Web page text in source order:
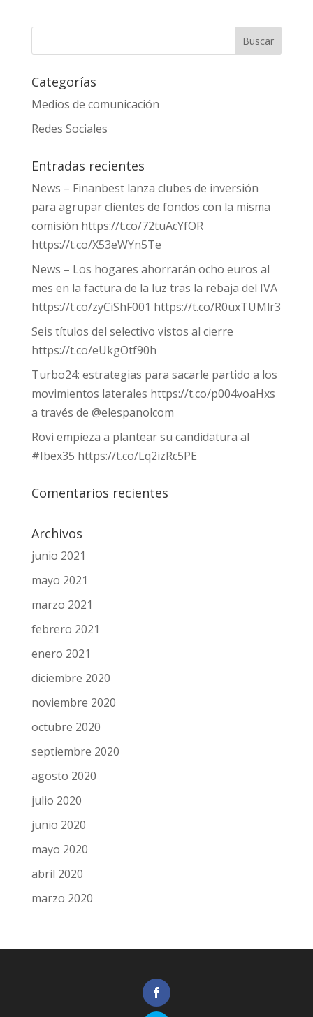
Categorías
Medios de comunicación
Redes Sociales
Entradas recientes
News – Finanbest lanza clubes de inversión
para agrupar clientes de fondos con la misma
comisión https://t.co/72tuAcYfOR
https://t.co/X53eWYn5Te
News – Los hogares ahorrarán ocho euros al
mes en la factura de la luz tras la rebaja del IVA
https://t.co/zyCiShF001 https://t.co/R0uxTUMlr3
Seis títulos del selectivo vistos al cierre
https://t.co/eUkgOtf90h
Turbo24: estrategias para sacarle partido a los
movimientos laterales https://t.co/p004voaHxs
a través de @elespanolcom
Rovi empieza a plantear su candidatura al
#Ibex35 https://t.co/Lq2izRc5PE
Comentarios recientes
Archivos
junio 2021
mayo 2021
marzo 2021
febrero 2021
enero 2021
diciembre 2020
noviembre 2020
octubre 2020
septiembre 2020
agosto 2020
julio 2020
junio 2020
mayo 2020
abril 2020
marzo 2020